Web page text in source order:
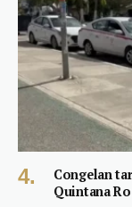
Congelan
Quintana